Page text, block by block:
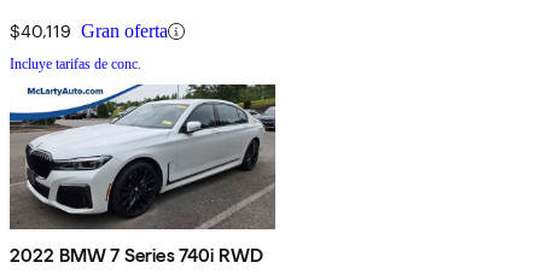
$40,119 Gran oferta
Incluye tarifas de conc.
2022 BMW 7 Series 740i RWD